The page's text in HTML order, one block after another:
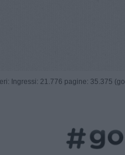
Ingressi: 21.776 pagine: 35.375